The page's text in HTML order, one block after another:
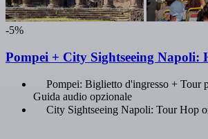
-5%
Pompei + City Sightseeing Napoli:
Pompei: Biglietto d'ingresso + Tour
Guida audio opzionale
City Sightseeing Napoli: Tour Hop